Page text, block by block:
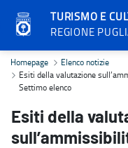
TURISMO E
REGIONE
Esiti della valutazione
Homepage
Elenco notizie
Esiti della valutazione
Settimo elenco
Esiti della